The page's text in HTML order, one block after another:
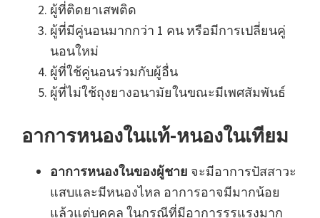
ผู้ที่ติดยาเสพติด
ผู้ที่มีคู่นอนมากกว่า 1 คน หรือมีการเปลี่ยนคู่
นอนใหม่
ผู้ที่ใช้คู่นอนร่วมกับผู้อื่น
ผู้ที่ไม่ใช้ถุงยางอนามัยในขณะมีเพศสัมพันธ์
อาการหนองในแท้-หนองในเทียม
อาการหนองในของผู้ชาย จะมีอาการปัสสาวะ
แสบและมีหนองไหล อาการอาจมีมากน้อย
แล้วแต่บุคคล ในกรณีที่มีอาการรุรแรงมาก